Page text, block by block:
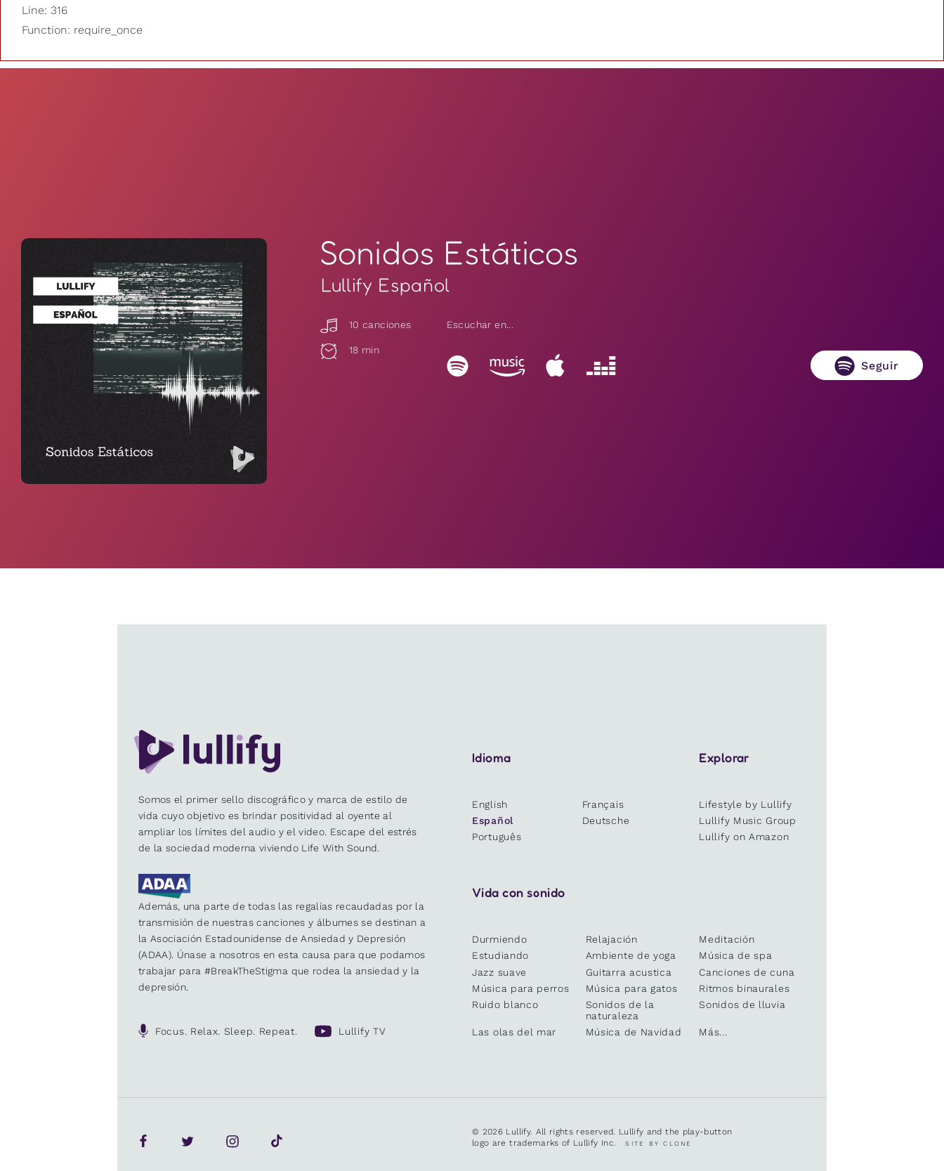
Line: 316
Function: require_once
Sonidos Estáticos
Lullify Español
10 canciones
18 min
Escuchar en...
Seguir
Somos el primer sello discográfico y marca de estilo de
vida cuyo objetivo es brindar positividad al oyente al
ampliar los límites del audio y el video. Escape del estrés
de la sociedad moderna viviendo Life With Sound.
Además, una parte de todas las regalías recaudadas por la
transmisión de nuestras canciones y álbumes se destinan a
la Asociación Estadounidense de Ansiedad y Depresión
(ADAA). Únase a nosotros en esta causa para que podamos
trabajar para #BreakTheStigma que rodea la ansiedad y la
depresión.
Focus. Relax. Sleep. Repeat. Lullify TV
Idioma
English
Français
Español
Deutsche
Português
Explorar
Lifestyle by Lullify
Lullify Music Group
Lullify on Amazon
Vida con sonido
Durmiendo Relajación
Meditación
Estudiando
Ambiente de yoga
Música de spa
Jazz suave
Guitarra acustica
Canciones de cuna
Música para perros
Música para gatos
Ritmos binaurales
Ruido blanco
Sonidos de la
naturaleza
Sonidos de lluvia
Las olas del mar Música de Navidad Más...
© 2026 Lullify. All rights reserved. Lullify and the play-button
logo are trademarks of Lullify Inc.SITE BY CLONE